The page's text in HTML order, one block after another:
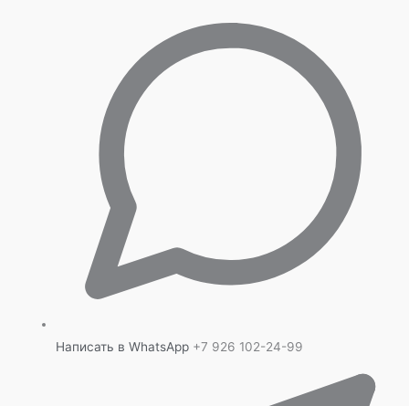
Написать в WhatsApp +7 926 102-24-99